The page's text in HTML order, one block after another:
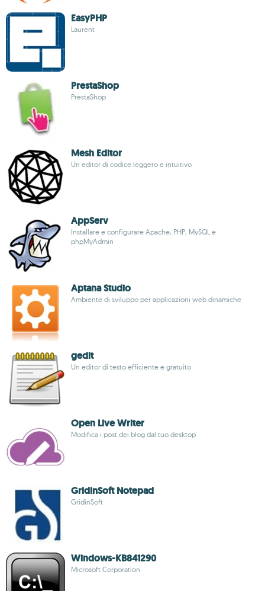
EasyPHP
Laurent
PrestaShop
PrestaShop
Mesh Editor
Un editor di codice leggero e intuitivo
AppServ
Installare e configurare Apache, PHP, MySQL e
phpMyAdmin
Aptana Studio
Ambiente di sviluppo per applicazioni web dinamiche
gedit
Un editor di testo efficiente e gratuito
Open Live Writer
Modifica i post dei blog dal tuo desktop
GridinSoft Notepad
GridinSoft
Windows-KB841290
Microsoft Corporation